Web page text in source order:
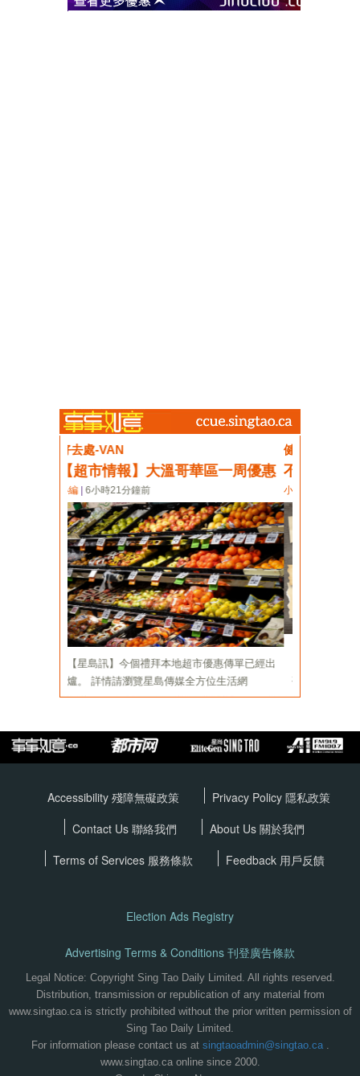
Accessibility 殘障無礙政策 Privacy Policy 隱私政策
Contact Us 聯絡我們
About Us 關於我們
Terms of Services 服務條款 Feedback 用戶反饋
Election Ads Registry
Advertising Terms & Conditions 刊登廣告條款
Legal Notice: Copyright Sing Tao Daily Limited. All rights reserved.
Distribution, transmission or republication of any material from
www.singtao.ca is strictly prohibited without the prior written permission of
Sing Tao Daily Limited.
For information please contact us at singtaoadmin@singtao.ca.
www.singtao.ca online since 2000.